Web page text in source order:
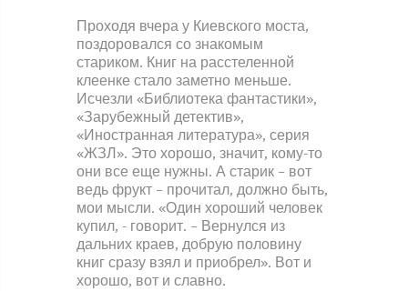
Проходя вчера у Киевского моста,
поздоровался со знакомым
стариком. Книг на расстеленной
клеенке стало заметно меньше.
Исчезли «Библиотека фантастики»,
«Зарубежный детектив»,
«Иностранная литература», серия
«ЖЗЛ». Это хорошо, значит, кому-то
они все еще нужны. А старик – вот
ведь фрукт – прочитал, должно быть,
мои мысли. «Один хороший человек
купил, - говорит. – Вернулся из
дальних краев, добрую половину
книг сразу взял и приобрел». Вот и
хорошо, вот и славно.